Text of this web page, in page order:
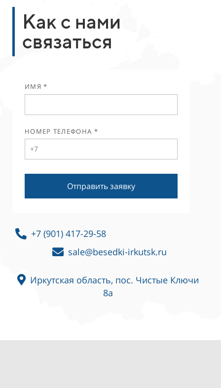
Как с нами
связаться
ИМЯ *
НОМЕР ТЕЛЕФОНА *
Отправить заявку
+7 (901) 417-29-58
sale@besedki-irkutsk.ru
Иркутская область, пос. Чистые Ключи
8а